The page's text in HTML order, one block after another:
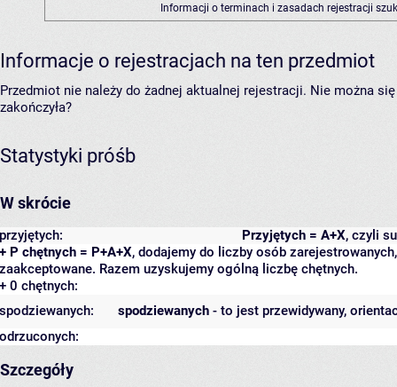
Informacji o terminach i zasadach rejestracji
Informacje o rejestracjach na ten przedmiot
Przedmiot nie należy do żadnej aktualnej rejestracji. Nie można
zakończyła?
Statystyki próśb
W skrócie
Przyjętych = A+X, czyli
przyjętych:
+ P chętnych = P+A+X, dodajemy do liczby osób
zaakceptowane. Razem uzyskujemy ogólną liczbę chętnych.
+ 0 chętnych:
spodziewanych - to jest przewidywany,
spodziewanych:
odrzuconych:
Szczegóły